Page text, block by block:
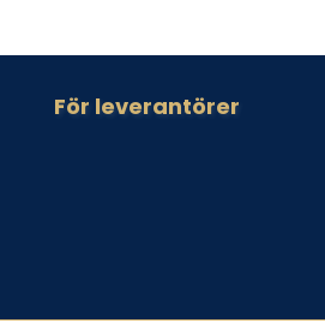
För leverantörer